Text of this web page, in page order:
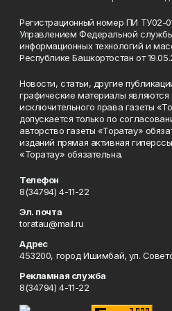
Регистрационный номер ПИ ТУ02-
Управлением Федеральной
информационных технологий и
Республике Башкортостан от
Новости, статьи, другие
графические материалы являются
исключительного права газеты
допускается только по
авторство газеты «Торатау»
изданий прямая активная
«Торатау» обязательна.
Телефон
8(34794) 4-11-22
Эл. почта
toratau@mail.ru
Адрес
453200, город Ишимбай, ул.
Рекламная служба
8(34794) 4-11-22